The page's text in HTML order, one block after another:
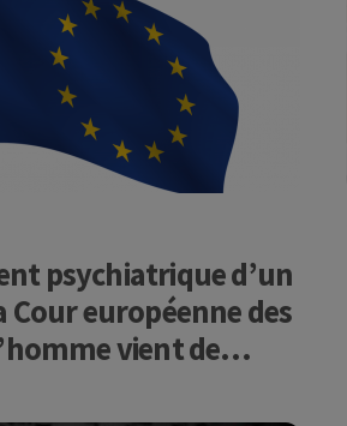
psychiatrique d’un
Cour européenne des
vient de